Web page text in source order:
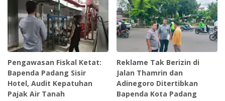
Pengawasan Fiskal Ketat:
Bapenda Padang Sisir
Hotel, Audit Kepatuhan
Pajak Air Tanah
Reklame Tak Berizin di
Jalan Thamrin dan
Adinegoro Ditertibkan
Bapenda Kota Padang